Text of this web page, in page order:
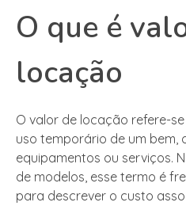
O que é
locação
O valor de locação refere-
uso temporário de um bem,
equipamentos ou serviços.
de modelos, esse termo é
para descrever o custo